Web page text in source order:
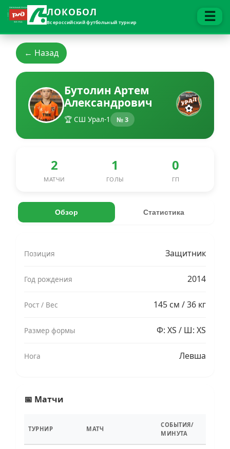
ЛОКОБОЛ
Всероссийский футбольный турнир ☰
← Назад
Бутолин Артем
Александрович
🏆 СШ Урал-1 № 3
2
МАТЧИ
1
ГОЛЫ
0
ГП
Обзор Статистика
Позиция Защитник
Год рождения 2014
Рост / Вес 145 см / 36 кг
Размер формы Ф: XS / Ш: XS
Нога Левша
📅 Матчи
ТУРНИР МАТЧ
СОБЫТИЯ/
МИНУТА